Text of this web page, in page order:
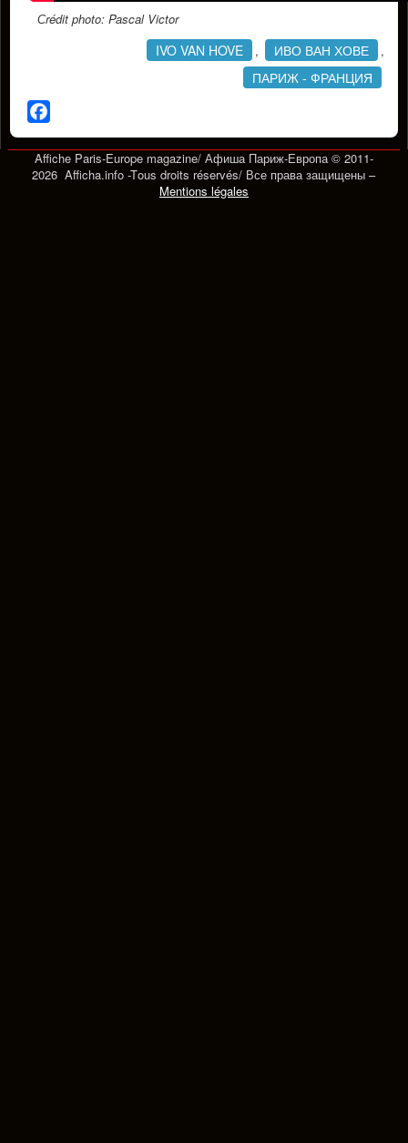
Сrédit photo: Pascal Victor
IVO VAN HOVE , ИВО ВАН ХОВЕ ,
ПАРИЖ - ФРАНЦИЯ
Affiche Paris-Europe magazine/ Афиша Париж-Европа © 2011-
2026 Afficha.info -Tous droits réservés/ Все права защищены –
Mentions légales